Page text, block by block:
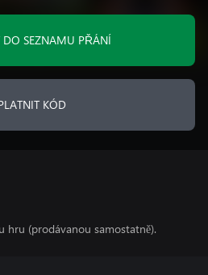
DO SEZNAMU PŘÁNÍ
KÓD
hru (prodávanou samostatně).